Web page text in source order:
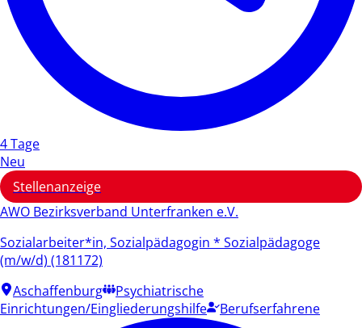
4 Tage
Neu
Stellenanzeige
AWO Bezirksverband Unterfranken e.V.
Sozialarbeiter*in, Sozialpädagogin * Sozialpädagoge
(m/w/d) (181172)
Aschaffenburg
Psychiatrische
Einrichtungen/Eingliederungshilfe
Berufserfahrene